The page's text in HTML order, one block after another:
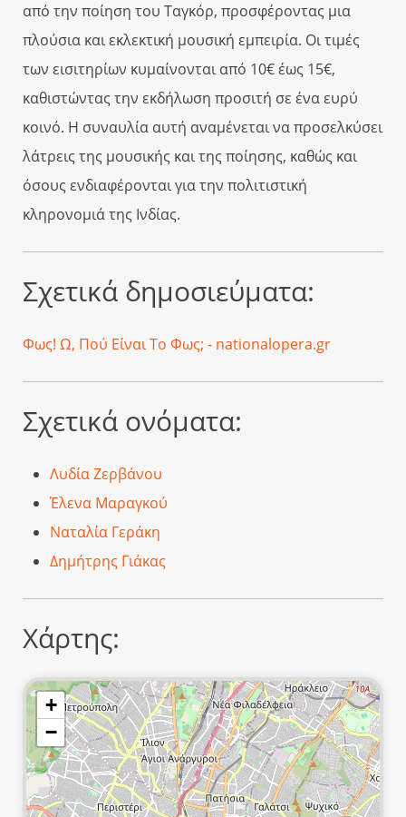
από την ποίηση του Ταγκόρ, προσφέροντας μια
πλούσια και εκλεκτική μουσική εμπειρία. Οι τιμές
των εισιτηρίων κυμαίνονται από 10€ έως 15€,
καθιστώντας την εκδήλωση προσιτή σε ένα ευρύ
κοινό. Η συναυλία αυτή αναμένεται να προσελκύσει
λάτρεις της μουσικής και της ποίησης, καθώς και
όσους ενδιαφέρονται για την πολιτιστική
κληρονομιά της Ινδίας.
Σχετικά δημοσιεύματα:
Φως! Ω, Πού Είναι Το Φως; - nationalopera.gr
Σχετικά ονόματα:
Λυδία Ζερβάνου
Έλενα Μαραγκού
Ναταλία Γεράκη
Δημήτρης Γιάκας
Χάρτης:
+
−